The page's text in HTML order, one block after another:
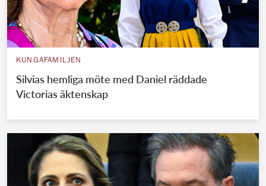
KUNGAFAMILJEN
Silvias hemliga möte med Daniel räddade
Victorias äktenskap